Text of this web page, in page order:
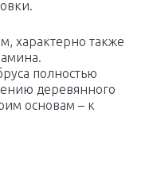
характерно также
полностью
деревянного
основам – к